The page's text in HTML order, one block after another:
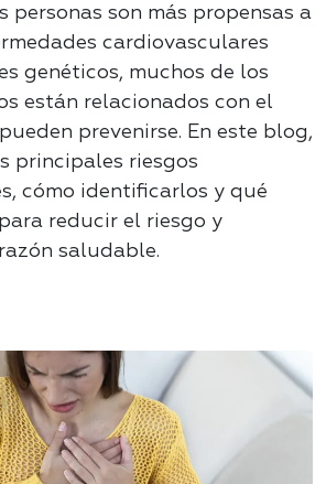
personas son más propensas a
cardiovasculares
genéticos, muchos de los
están relacionados con el
prevenirse. En este blog,
principales riesgos
cómo identificarlos y qué
reducir el riesgo y
saludable.